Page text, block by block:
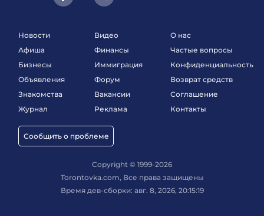
Новости
Афиша
Бизнесы
Объявления
Знакомства
Журнал
Сообщить о проблеме
Видео
Финансы
Иммиграция
Форум
Вакансии
Реклама
О нас
Частые вопросы
Конфиденциальность
Возврат средств
Соглашение
Контакты
Copyright © 1999-2026
Torontovka.com, Все права защищены
Время дев-сборки: авг. 8, 2026, 20:15:19